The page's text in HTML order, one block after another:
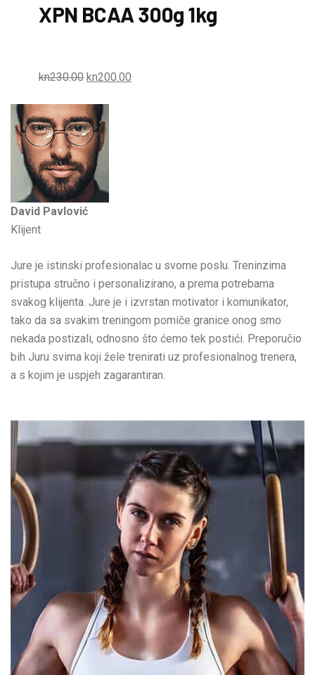
XPN BCAA 300g 1kg
kn230.00 kn200.00
David Pavlović
Klijent
Jure je istinski profesionalac u svome poslu. Treninzima
pristupa stručno i personalizirano, a prema potrebama
svakog klijenta. Jure je i izvrstan motivator i komunikator,
tako da sa svakim treningom pomiče granice onog smo
nekada postizali, odnosno što ćemo tek postići. Preporučio
bih Juru svima koji žele trenirati uz profesionalnog trenera,
a s kojim je uspjeh zagarantiran.